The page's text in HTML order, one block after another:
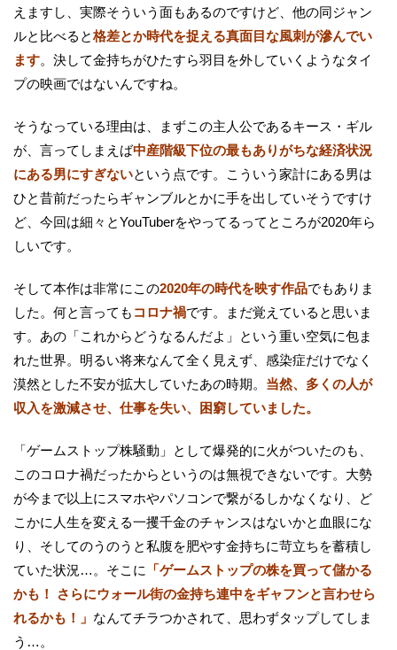
えますし、実際そういう面もあるのですけど、他の同ジャン
ルと比べると格差とか時代を捉える真面目な風刺が滲んでい
ます。決して金持ちがひたすら羽目を外していくようなタイ
プの映画ではないんですね。
そうなっている理由は、まずこの主人公であるキース・ギル
が、言ってしまえば中産階級下位の最もありがちな経済状況
にある男にすぎないという点です。こういう家計にある男は
ひと昔前だったらギャンブルとかに手を出していそうですけ
ど、今回は細々とYouTuberをやってるってところが2020年ら
しいです。
そして本作は非常にこの2020年の時代を映す作品でもありま
した。何と言っても コロナ禍です。まだ覚えていると思いま
す。あの「これからどうなるんだよ」という重い空気に包ま
れた世界。明るい将来なんて全く見えず、感染症だけでなく
漠然とした不安が拡大していたあの時期。 当然、多くの人が
収入を激減させ、仕事を失い、困窮していました。
「ゲームストップ株騒動」として爆発的に火がついたのも、
このコロナ禍だったからというのは無視できないです。大勢
が今まで以上にスマホやパソコンで繋がるしかなくなり、ど
こかに人生を変える一攫千金のチャンスはないかと血眼にな
り、そしてのうのうと私腹を肥やす金持ちに苛立ちを蓄積し
ていた状況…。そこに
「ゲームストップの株を買って儲かる
かも！ さらにウォール街の金持ち連中をギャフンと言わせら
れるかも！」 なんてチラつかされて、思わずタップしてしま
う…。